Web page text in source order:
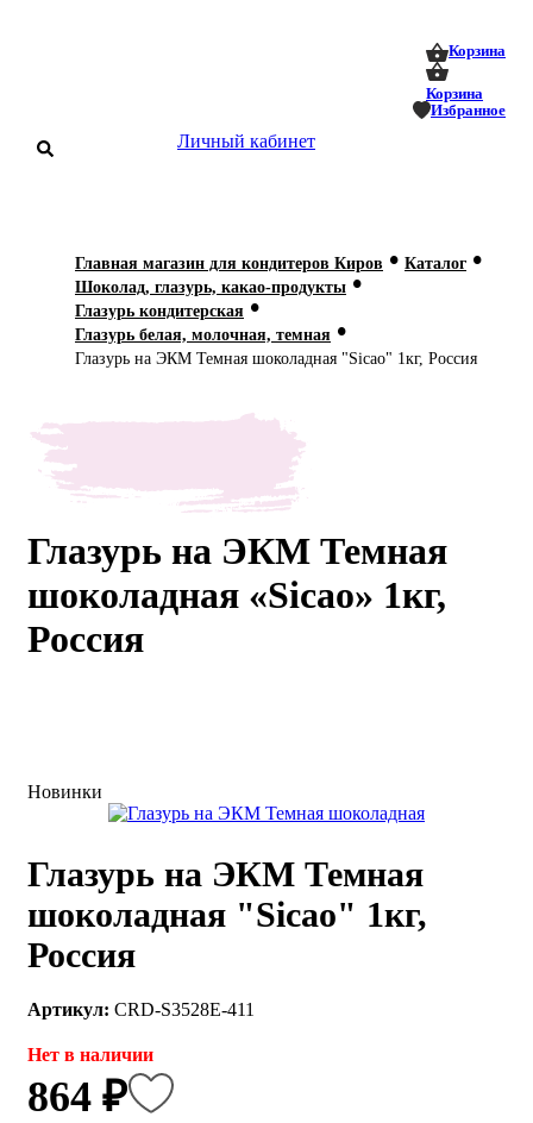
Корзина
Корзина
Избранное
Личный кабинет
Мастер-
классы
Главная магазин для кондитеров Киров • Каталог •
Шоколад, глазурь, какао-продукты •
Глазурь кондитерская •
Глазурь белая, молочная, темная •
Глазурь на ЭКМ Темная шоколадная "Sicao" 1кг, Россия
Глазурь на ЭКМ Темная
шоколадная «Sicao» 1кг,
Россия
Новинки
Глазурь на ЭКМ Темная
шоколадная "Sicao" 1кг,
Россия
Артикул: CRD-S3528E-411
Нет в наличии
864 ₽